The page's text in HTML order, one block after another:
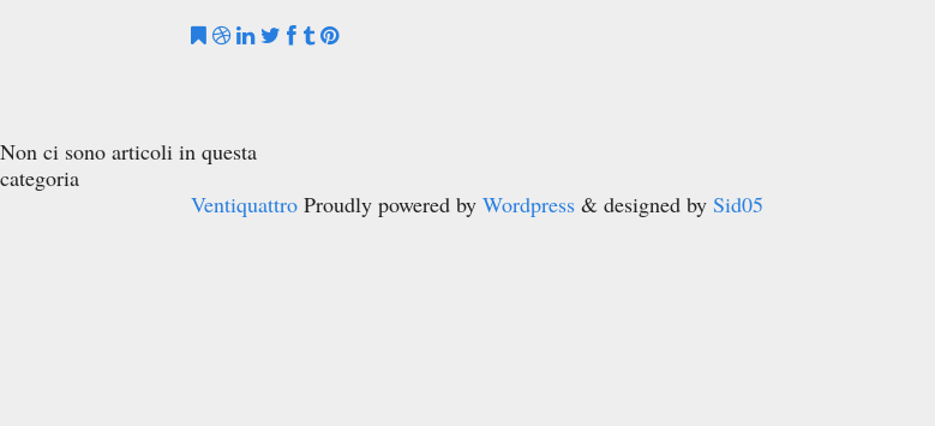
Non ci sono articoli in questa
categoria
Ventiquattro Proudly powered by Wordpress & designed by Sid05